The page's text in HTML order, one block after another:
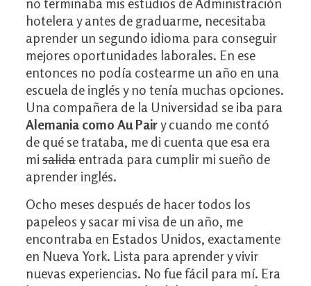
no terminaba mis estudios de Administración
hotelera y antes de graduarme, necesitaba
aprender un segundo idioma para conseguir
mejores oportunidades laborales. En ese
entonces no podía costearme un año en una
escuela de inglés y no tenía muchas opciones.
Una compañera de la Universidad se iba para
Alemania como Au Pairy cuando me contó
de qué se trataba, me di cuenta que esa era
misalidaentrada para cumplir mi sueño de
aprender inglés.
Ocho meses después de hacer todos los
papeleos y sacar mi visa de un año, me
encontraba en Estados Unidos, exactamente
en Nueva York. Lista para aprender y vivir
nuevas experiencias. No fue fácil para mí. Era